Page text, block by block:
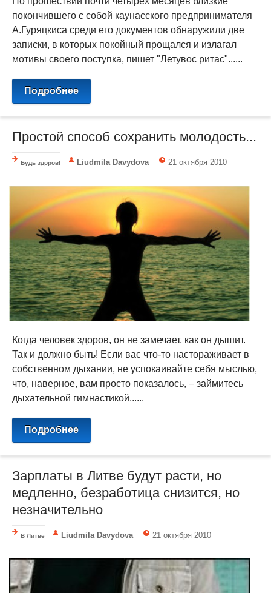
покончившего с собой каунасского предпринимателя
А.Гуряцкиса среди его документов обнаружили две
записки, в которых покойный прощался и излагал
мотивы своего поступка, пишет "Летувос ритас"......
Подробнее
Простой способ сохранить молодость...
Будь здоров! Liudmila Davydova 21 октября 2010
Когда человек здоров, он не замечает, как он дышит.
Так и должно быть! Если вас что-то настораживает в
собственном дыхании, не успокаивайте себя мыслью,
что, наверное, вам просто показалось, – займитесь
дыхательной гимнастикой......
Подробнее
Зарплаты в Литве будут расти, но
медленно, безработица снизится, но
незначительно
В Литве Liudmila Davydova 21 октября 2010